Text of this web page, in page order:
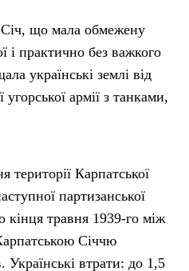
Січ, що мала обмежену
і практично без важкого
українські землі від
армії з танками,
території Карпатської
партизанської
кінця травня 1939-го між
Січчю
Українські втрати: до 1,5